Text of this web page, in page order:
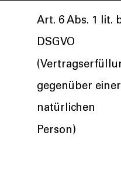
Art. 6 Abs. 1 lit.
DSGVO
gegenüber einer
natürlichen
Person)